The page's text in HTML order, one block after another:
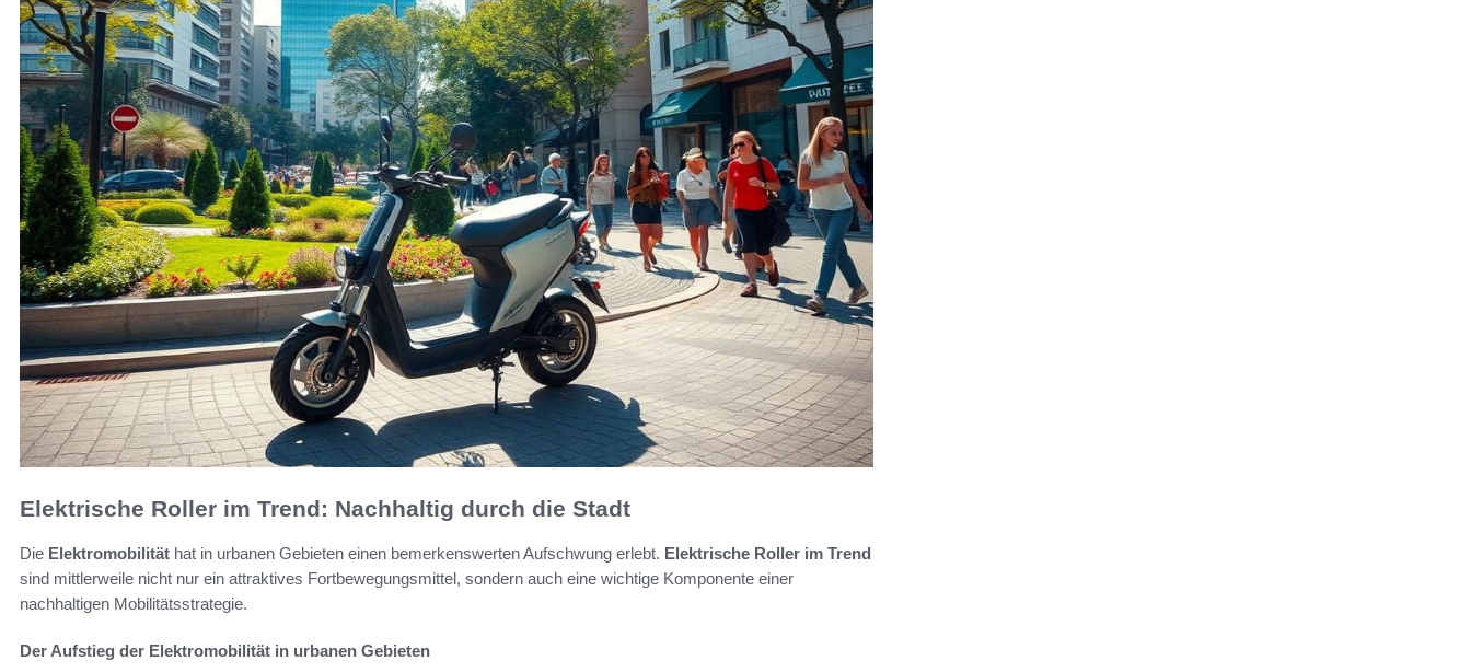
Elektrische Roller im Trend: Nachhaltig durch die Stadt
Die Elektromobilität hat in urbanen Gebieten einen bemerkenswerten Aufschwung erlebt. Elektrische Roller im Trend
sind mittlerweile nicht nur ein attraktives Fortbewegungsmittel, sondern auch eine wichtige Komponente einer
nachhaltigen Mobilitätsstrategie.
Der Aufstieg der Elektromobilität in urbanen Gebieten